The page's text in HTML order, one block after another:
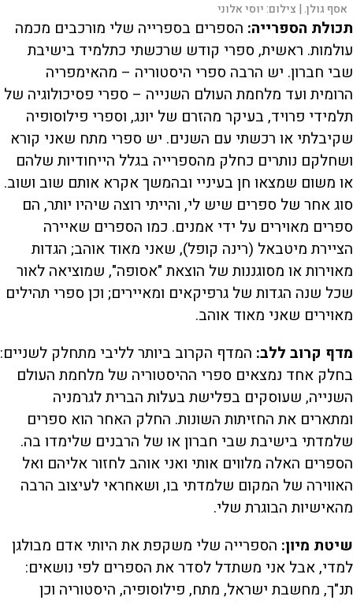
אסף גולן. | צילום:יוסי אלוני
תכולת הספרייה: הספרים בספרייה שלי מורכבים מכמה
עולמות. ראשית, ספרי קודש שרכשתי כתלמיד בישיבת
שבי חברון. יש הרבה ספרי היסטוריה – מהאימפריה
הרומית ועד מלחמת העולם השנייה – ספרי פסיכולוגיה של
תלמידי פרויד, בעיקר מהזרם של יונג, וספרי פילוסופיה
שקיבלתי או רכשתי עם השנים. יש ספרי מתח שאני קורא
ושחלקם נותרים כחלק מהספרייה בגלל הייחודיות שלהם
או משום שמצאו חן בעיניי ובהמשך אקרא אותם שוב ושוב.
סוג אחר של ספרים שיש לי, והייתי רוצה שיהיו יותר, הם
ספרים מאוירים על ידי אמנים. כמו הספרים שאיירה
הציירת מיטבאל (רינה קופל), שאני מאוד אוהב; הגדות
מאוירות או מסוגננות של הוצאת "אסופה", שמוציאה לאור
שכל שנה הגדות של גרפיקאים ומאיירים; וכן ספרי תהילים
מאוירים שאני מאוד אוהב.
מדף קרוב ללב: המדף הקרוב ביותר לליבי מתחלק לשניים:
בחלק אחד נמצאים ספרי ההיסטוריה של מלחמת העולם
השנייה, שעוסקים בפלישת בעלות הברית לגרמניה
ומתארים את החזיתות השונות. החלק האחר הוא ספרים
שלמדתי בישיבת שבי חברון או של הרבנים שלימדו בה.
הספרים האלה מלווים אותי ואני אוהב לחזור אליהם ואל
האווירה של המקום שלמדתי בו, ושאחראי לעיצוב הרבה
מהאישיות הבוגרת שלי.
שיטת מיון: הספרייה שלי משקפת את היותי אדם מבולגן
למדי, אבל אני משתדל לסדר את הספרים לפי נושאים:
תנ"ך, מחשבת ישראל, מתח, פילוסופיה, היסטוריה וכן